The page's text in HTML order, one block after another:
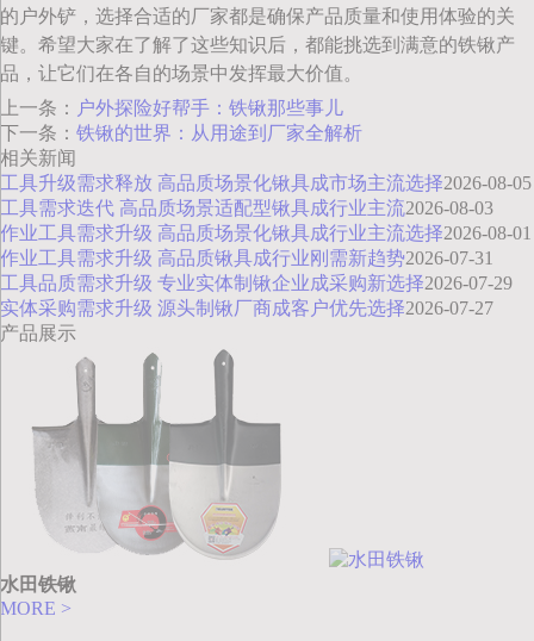
的户外铲，选择合适的厂家都是确保产品质量和使用体验的关
键。希望大家在了解了这些知识后，都能挑选到满意的铁锹产
品，让它们在各自的场景中发挥最大价值。
上一条： 户外探险好帮手：铁锹那些事儿
下一条： 铁锹的世界：从用途到厂家全解析
相关新闻
工具升级需求释放 高品质场景化锹具成市场主流选择2026-08-05
工具需求迭代 高品质场景适配型锹具成行业主流2026-08-03
作业工具需求升级 高品质场景化锹具成行业主流选择2026-08-01
作业工具需求升级 高品质锹具成行业刚需新趋势2026-07-31
工具品质需求升级 专业实体制锹企业成采购新选择2026-07-29
实体采购需求升级 源头制锹厂商成客户优先选择2026-07-27
产品展示
水田铁锹
MORE >